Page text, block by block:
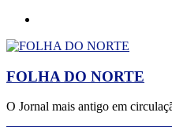
FOLHA DO NORTE
O Jornal mais antigo em